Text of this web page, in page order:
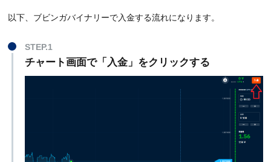
以下、ブビンガバイナリーで入金する流れになります。
STEP.1
チャート画面で「入金」をクリックする